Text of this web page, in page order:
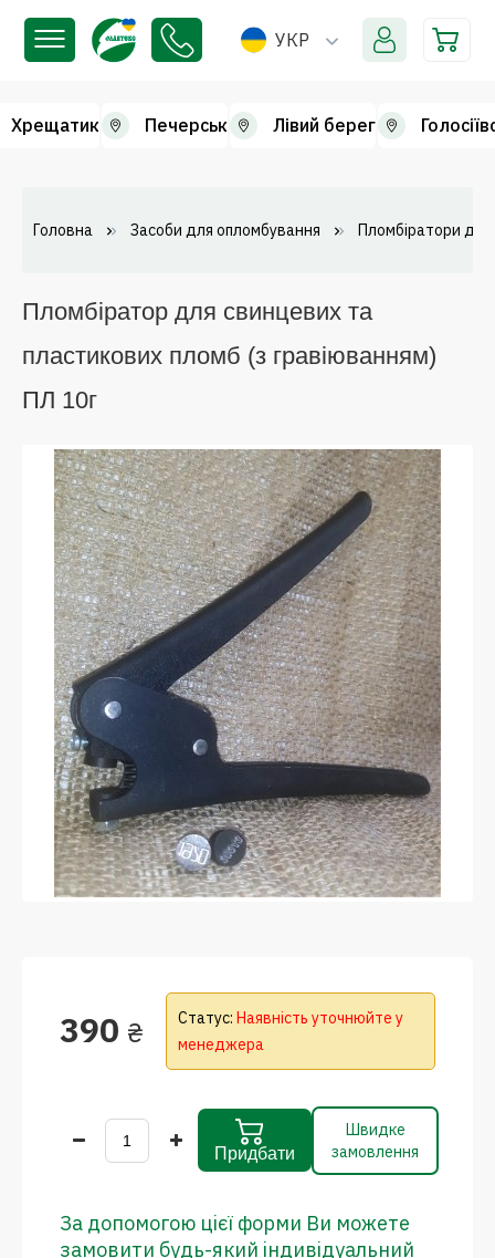
УКР
Хрещатик Печерськ Лівий берег
Головна Засоби для опломбування Пломбіратори
Пломбіратор для свинцевих та
пластикових пломб (з гравіюванням)
ПЛ 10г
390 ₴ Статус: Наявність уточнюйте у
менеджера
Придбати
Швидке
замовлення
За допомогою цієї форми Ви можете
замовити будь-який індивідуальний